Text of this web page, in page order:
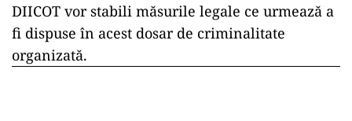
DIICOT vor stabili măsurile legale ce urmează a
fi dispuse în acest dosar de criminalitate
organizată.